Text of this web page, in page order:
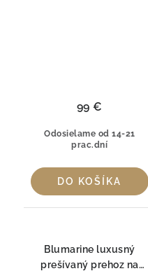
Odosielame od 14-21
prac.dní
99 €
DO KOŠÍKA
Blumarine luxusný
prešívaný prehoz na